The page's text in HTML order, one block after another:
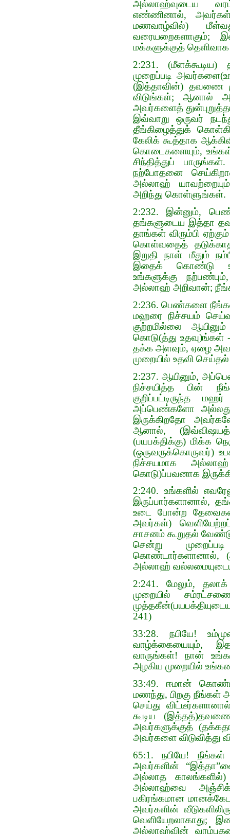
அல்லாஹ்வுடைய
எண்ணினால்,
மணவாழ்வில்)
வரையறைகளாகும்;
மக்களுக்குத் தெளிவாக
2:231. (மீளக்கூடிய)
முறைப்படி
(இத்தாவின்) தவணை
விடுங்கள்; ஆனால்
அவர்களைத்
இவ்வாறு ஒருவர்
தீங்கிழைத்துக்
கேலிக் கூத்தாக
கொடைகளையும்,
சிந்தித்துப்
நற்போதனை
அல்லாஹ்
அறிந்து கொள்ளுங்கள்.
2:232. இன்னும்,
தங்களுடைய இத்தா
தாங்கள் விரும்பி
கொள்வதைத்
இறுதி நாள் மீதும்
இதைக் கொண்டு
உங்களுக்கு
அல்லாஹ் அறிவான்;
2:236. பெண்களை
மஹரை நிச்சயம்
குற்றமில்லை
கொடு(த்து
தக்க அளவும், ஏழை
முறையில் உதவி
2:237. ஆயினும்,
நிச்சயித்த பின்
குறிப்பட்டிருந்த
அப்பெண்களோ அல்லது
இருக்கிறதோ
ஆனால்,
(பயபக்திக்கு) மிக்க
(ஒருவருக்கொருவர்)
நிச்சயமாக
கொடு)ப்பவனாக
2:240. உங்களில்
இருப்பார்களானால்,
உடை போன்ற
அவர்கள்)
சாசனம் கூறுதல்
சென்று
கொண்டார்களானால்,
அல்லாஹ்
2:241. மேலும்,
முறையில்
241)
33:28. நபியே!
வாழ்க்கையையும்,
வாருங்கள்! நான்
அழகிய முறையில்
33:49. ஈமான்
மணந்து, பிறகு நீங்கள்
செய்து
கூடிய
அவர்களுக்குத்
அவர்களை விடுவித்து
65:1. நபியே!
அவர்களின்
அல்லாத
அல்லாஹ்வை
பகிரங்கமான
அவர்களின்
வெளியேறலாகாது;
அல்லாஹ்வின்